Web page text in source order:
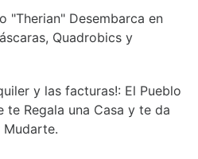
"Therian" Desembarca en
Quadrobics y
y las facturas!: El Pueblo
te Regala una Casa y te da
Mudarte.